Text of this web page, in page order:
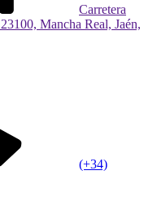
Carretera
Mancha Real, Jaén,
(+34)